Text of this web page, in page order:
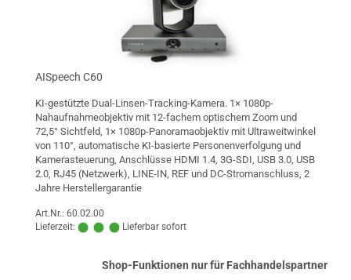
AISpeech C60
KI-gestützte Dual-Linsen-Tracking-Kamera. 1× 1080p-
Nahaufnahmeobjektiv mit 12-fachem optischem Zoom und
72,5° Sichtfeld, 1× 1080p-Panoramaobjektiv mit Ultraweitwinkel
von 110°, automatische KI-basierte Personenverfolgung und
Kamerasteuerung, Anschlüsse HDMI 1.4, 3G-SDI, USB 3.0, USB
2.0, RJ45 (Netzwerk), LINE-IN, REF und DC-Stromanschluss, 2
Jahre Herstellergarantie
Art.Nr.: 60.02.00
Lieferzeit:
Lieferbar sofort
Shop-Funktionen nur für Fachhandelspartner